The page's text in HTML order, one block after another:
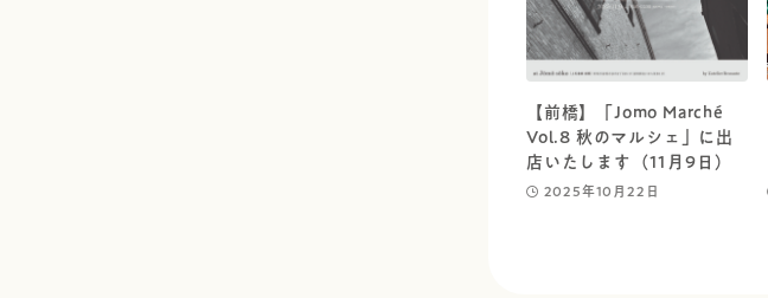
【前橋】「Jomo Marché
Vol.8 秋のマルシェ」に出
店いたします（11月9日）
2025年10月22日